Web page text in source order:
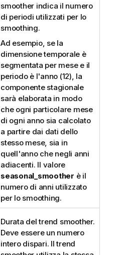
smoother indica il numero
di periodi utilizzati per lo
smoothing.
Ad esempio, se la
dimensione temporale è
segmentata per mese e il
periodo è l'anno (12), la
componente stagionale
sarà elaborata in modo
che ogni particolare mese
di ogni anno sia calcolato
a partire dai dati dello
stesso mese, sia in
quell'anno che negli anni
adiacenti. Il valore
seasonal_smoother è il
numero di anni utilizzato
per lo smoothing.
Durata del trend smoother.
Deve essere un numero
intero dispari. Il trend